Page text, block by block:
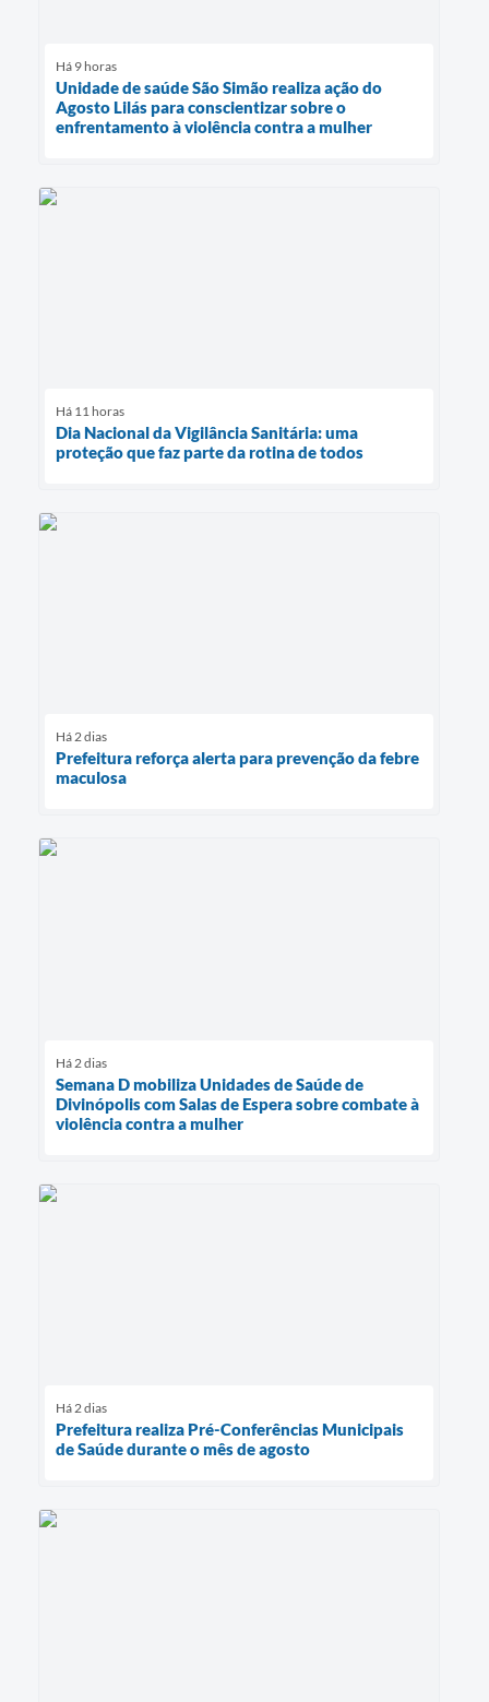
Há 9 horas
Unidade de saúde São Simão realiza ação do
Agosto Lilás para conscientizar sobre o
enfrentamento à violência contra a mulher
Há 11 horas
Dia Nacional da Vigilância Sanitária: uma
proteção que faz parte da rotina de todos
Há 2 dias
Prefeitura reforça alerta para prevenção da febre
maculosa
Há 2 dias
Semana D mobiliza Unidades de Saúde de
Divinópolis com Salas de Espera sobre combate à
violência contra a mulher
Há 2 dias
Prefeitura realiza Pré-Conferências Municipais
de Saúde durante o mês de agosto